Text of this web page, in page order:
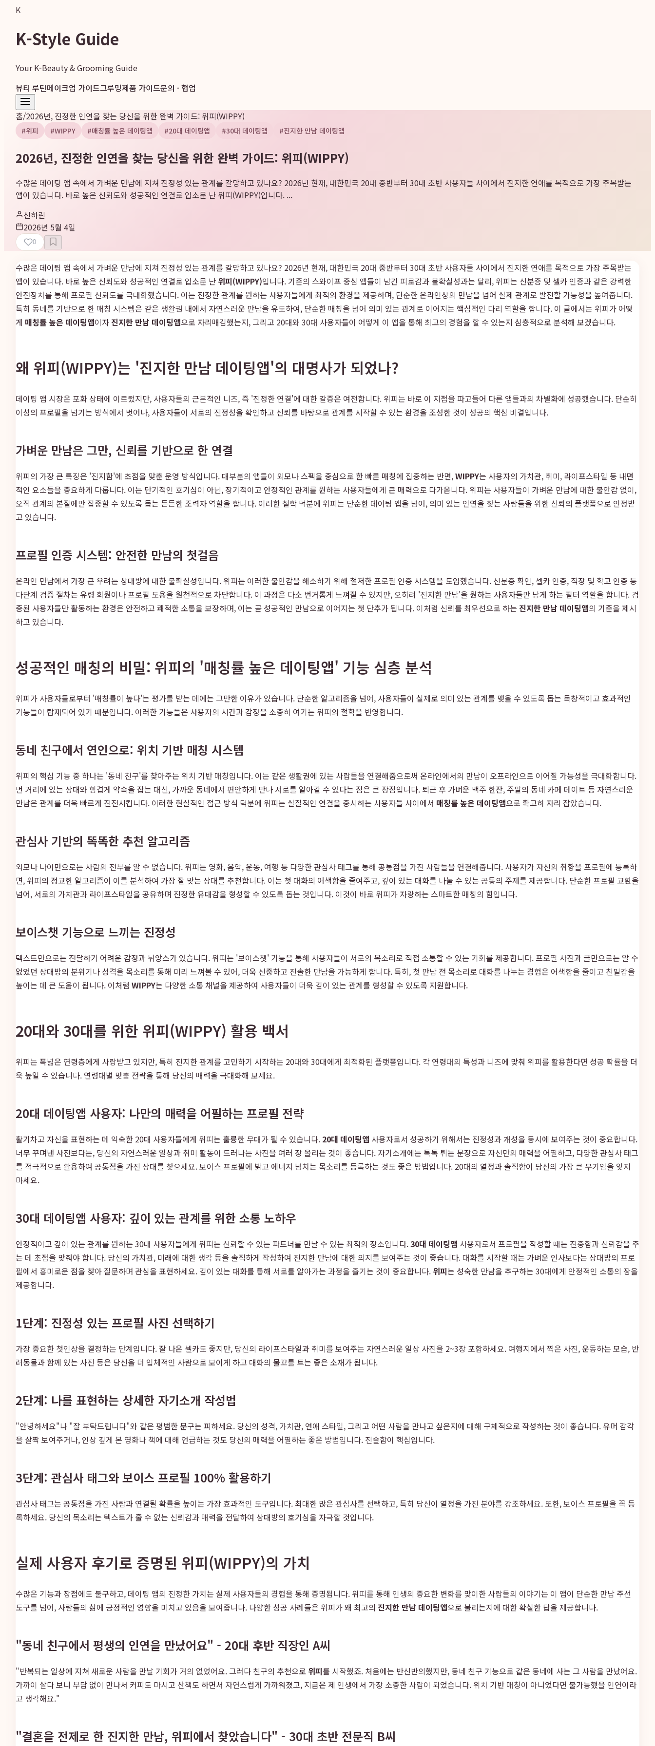
K
K-Style Guide
Your K-Beauty & Grooming Guide
뷰티 루틴메이크업 가이드그루밍제품 가이드문의 · 협업
홈/2026년, 진정한 인연을 찾는 당신을 위한 완벽 가이드: 위피(WIPPY)
#위피 #WIPPY #매칭률 높은 데이팅앱 #20대 데이팅앱 #30대 데이팅앱 #진지한 만남 데이팅앱
2026년, 진정한 인연을 찾는 당신을 위한 완벽 가이드: 위피(WIPPY)
수많은 데이팅 앱 속에서 가벼운 만남에 지쳐 진정성 있는 관계를 갈망하고 있나요? 2026년 현재, 대한민국 20대 중반부터 30대 초반 사용자들 사이에서 진지한 연애를 목적으로 가장 주목받는
앱이 있습니다. 바로 높은 신뢰도와 성공적인 연결로 입소문 난 위피(WIPPY)입니다. ...
신하린
2026년 5월 4일
0
수많은 데이팅 앱 속에서 가벼운 만남에 지쳐 진정성 있는 관계를 갈망하고 있나요? 2026년 현재, 대한민국 20대 중반부터 30대 초반 사용자들 사이에서 진지한 연애를 목적으로 가장 주목받는
앱이 있습니다. 바로 높은 신뢰도와 성공적인 연결로 입소문 난 위피(WIPPY)입니다. 기존의 스와이프 중심 앱들이 남긴 피로감과 불확실성과는 달리, 위피는 신분증 및 셀카 인증과 같은 강력한
안전장치를 통해 프로필 신뢰도를 극대화했습니다. 이는 진정한 관계를 원하는 사용자들에게 최적의 환경을 제공하며, 단순한 온라인상의 만남을 넘어 실제 관계로 발전할 가능성을 높여줍니다.
특히 동네를 기반으로 한 매칭 시스템은 같은 생활권 내에서 자연스러운 만남을 유도하여, 단순한 매칭을 넘어 의미 있는 관계로 이어지는 핵심적인 다리 역할을 합니다. 이 글에서는 위피가 어떻
게 매칭률 높은 데이팅앱이자 진지한 만남 데이팅앱으로 자리매김했는지, 그리고 20대와 30대 사용자들이 어떻게 이 앱을 통해 최고의 경험을 할 수 있는지 심층적으로 분석해 보겠습니다.
왜 위피(WIPPY)는 '진지한 만남 데이팅앱'의 대명사가 되었나?
데이팅 앱 시장은 포화 상태에 이르렀지만, 사용자들의 근본적인 니즈, 즉 '진정한 연결'에 대한 갈증은 여전합니다. 위피는 바로 이 지점을 파고들어 다른 앱들과의 차별화에 성공했습니다. 단순히
이성의 프로필을 넘기는 방식에서 벗어나, 사용자들이 서로의 진정성을 확인하고 신뢰를 바탕으로 관계를 시작할 수 있는 환경을 조성한 것이 성공의 핵심 비결입니다.
가벼운 만남은 그만, 신뢰를 기반으로 한 연결
위피의 가장 큰 특징은 '진지함'에 초점을 맞춘 운영 방식입니다. 대부분의 앱들이 외모나 스펙을 중심으로 한 빠른 매칭에 집중하는 반면,WIPPY는 사용자의 가치관, 취미, 라이프스타일 등 내면
적인 요소들을 중요하게 다룹니다. 이는 단기적인 호기심이 아닌, 장기적이고 안정적인 관계를 원하는 사용자들에게 큰 매력으로 다가옵니다. 위피는 사용자들이 가벼운 만남에 대한 불안감 없이,
오직 관계의 본질에만 집중할 수 있도록 돕는 든든한 조력자 역할을 합니다. 이러한 철학 덕분에 위피는 단순한 데이팅 앱을 넘어, 의미 있는 인연을 찾는 사람들을 위한 신뢰의 플랫폼으로 인정받
고 있습니다.
프로필 인증 시스템: 안전한 만남의 첫걸음
온라인 만남에서 가장 큰 우려는 상대방에 대한 불확실성입니다. 위피는 이러한 불안감을 해소하기 위해 철저한 프로필 인증 시스템을 도입했습니다. 신분증 확인, 셀카 인증, 직장 및 학교 인증 등
다단계 검증 절차는 유령 회원이나 프로필 도용을 원천적으로 차단합니다. 이 과정은 다소 번거롭게 느껴질 수 있지만, 오히려 '진지한 만남'을 원하는 사용자들만 남게 하는 필터 역할을 합니다. 검
증된 사용자들만 활동하는 환경은 안전하고 쾌적한 소통을 보장하며, 이는 곧 성공적인 만남으로 이어지는 첫 단추가 됩니다. 이처럼 신뢰를 최우선으로 하는 진지한 만남 데이팅앱의 기준을 제시
하고 있습니다.
성공적인 매칭의 비밀: 위피의 '매칭률 높은 데이팅앱' 기능 심층 분석
위피가 사용자들로부터 '매칭률이 높다'는 평가를 받는 데에는 그만한 이유가 있습니다. 단순한 알고리즘을 넘어, 사용자들이 실제로 의미 있는 관계를 맺을 수 있도록 돕는 독창적이고 효과적인
기능들이 탑재되어 있기 때문입니다. 이러한 기능들은 사용자의 시간과 감정을 소중히 여기는 위피의 철학을 반영합니다.
동네 친구에서 연인으로: 위치 기반 매칭 시스템
위피의 핵심 기능 중 하나는 '동네 친구'를 찾아주는 위치 기반 매칭입니다. 이는 같은 생활권에 있는 사람들을 연결해줌으로써 온라인에서의 만남이 오프라인으로 이어질 가능성을 극대화합니다.
먼 거리에 있는 상대와 힘겹게 약속을 잡는 대신, 가까운 동네에서 편안하게 만나 서로를 알아갈 수 있다는 점은 큰 장점입니다. 퇴근 후 가벼운 맥주 한잔, 주말의 동네 카페 데이트 등 자연스러운
만남은 관계를 더욱 빠르게 진전시킵니다. 이러한 현실적인 접근 방식 덕분에 위피는 실질적인 연결을 중시하는 사용자들 사이에서 매칭률 높은 데이팅앱으로 확고히 자리 잡았습니다.
관심사 기반의 똑똑한 추천 알고리즘
외모나 나이만으로는 사람의 전부를 알 수 없습니다. 위피는 영화, 음악, 운동, 여행 등 다양한 관심사 태그를 통해 공통점을 가진 사람들을 연결해줍니다. 사용자가 자신의 취향을 프로필에 등록하
면, 위피의 정교한 알고리즘이 이를 분석하여 가장 잘 맞는 상대를 추천합니다. 이는 첫 대화의 어색함을 줄여주고, 깊이 있는 대화를 나눌 수 있는 공통의 주제를 제공합니다. 단순한 프로필 교환을
넘어, 서로의 가치관과 라이프스타일을 공유하며 진정한 유대감을 형성할 수 있도록 돕는 것입니다. 이것이 바로 위피가 자랑하는 스마트한 매칭의 힘입니다.
보이스챗 기능으로 느끼는 진정성
텍스트만으로는 전달하기 어려운 감정과 뉘앙스가 있습니다. 위피는 '보이스챗' 기능을 통해 사용자들이 서로의 목소리로 직접 소통할 수 있는 기회를 제공합니다. 프로필 사진과 글만으로는 알 수
없었던 상대방의 분위기나 성격을 목소리를 통해 미리 느껴볼 수 있어, 더욱 신중하고 진솔한 만남을 가능하게 합니다. 특히, 첫 만남 전 목소리로 대화를 나누는 경험은 어색함을 줄이고 친밀감을
높이는 데 큰 도움이 됩니다. 이처럼 WIPPY는 다양한 소통 채널을 제공하여 사용자들이 더욱 깊이 있는 관계를 형성할 수 있도록 지원합니다.
20대와 30대를 위한 위피(WIPPY) 활용 백서
위피는 폭넓은 연령층에게 사랑받고 있지만, 특히 진지한 관계를 고민하기 시작하는 20대와 30대에게 최적화된 플랫폼입니다. 각 연령대의 특성과 니즈에 맞춰 위피를 활용한다면 성공 확률을 더
욱 높일 수 있습니다. 연령대별 맞춤 전략을 통해 당신의 매력을 극대화해 보세요.
20대 데이팅앱 사용자: 나만의 매력을 어필하는 프로필 전략
활기차고 자신을 표현하는 데 익숙한 20대 사용자들에게 위피는 훌륭한 무대가 될 수 있습니다. 20대 데이팅앱 사용자로서 성공하기 위해서는 진정성과 개성을 동시에 보여주는 것이 중요합니다.
너무 꾸며낸 사진보다는, 당신의 자연스러운 일상과 취미 활동이 드러나는 사진을 여러 장 올리는 것이 좋습니다. 자기소개에는 톡톡 튀는 문장으로 자신만의 매력을 어필하고, 다양한 관심사 태그
를 적극적으로 활용하여 공통점을 가진 상대를 찾으세요. 보이스 프로필에 밝고 에너지 넘치는 목소리를 등록하는 것도 좋은 방법입니다. 20대의 열정과 솔직함이 당신의 가장 큰 무기임을 잊지
마세요.
30대 데이팅앱 사용자: 깊이 있는 관계를 위한 소통 노하우
안정적이고 깊이 있는 관계를 원하는 30대 사용자들에게 위피는 신뢰할 수 있는 파트너를 만날 수 있는 최적의 장소입니다.30대 데이팅앱 사용자로서 프로필을 작성할 때는 진중함과 신뢰감을 주
는 데 초점을 맞춰야 합니다. 당신의 가치관, 미래에 대한 생각 등을 솔직하게 작성하여 진지한 만남에 대한 의지를 보여주는 것이 좋습니다. 대화를 시작할 때는 가벼운 인사보다는 상대방의 프로
필에서 흥미로운 점을 찾아 질문하며 관심을 표현하세요. 깊이 있는 대화를 통해 서로를 알아가는 과정을 즐기는 것이 중요합니다. 위피는 성숙한 만남을 추구하는 30대에게 안정적인 소통의 장을
제공합니다.
1단계: 진정성 있는 프로필 사진 선택하기
가장 중요한 첫인상을 결정하는 단계입니다. 잘 나온 셀카도 좋지만, 당신의 라이프스타일과 취미를 보여주는 자연스러운 일상 사진을 2~3장 포함하세요. 여행지에서 찍은 사진, 운동하는 모습, 반
려동물과 함께 있는 사진 등은 당신을 더 입체적인 사람으로 보이게 하고 대화의 물꼬를 트는 좋은 소재가 됩니다.
2단계: 나를 표현하는 상세한 자기소개 작성법
"안녕하세요"나 "잘 부탁드립니다"와 같은 평범한 문구는 피하세요. 당신의 성격, 가치관, 연애 스타일, 그리고 어떤 사람을 만나고 싶은지에 대해 구체적으로 작성하는 것이 좋습니다. 유머 감각
을 살짝 보여주거나, 인상 깊게 본 영화나 책에 대해 언급하는 것도 당신의 매력을 어필하는 좋은 방법입니다. 진솔함이 핵심입니다.
3단계: 관심사 태그와 보이스 프로필 100% 활용하기
관심사 태그는 공통점을 가진 사람과 연결될 확률을 높이는 가장 효과적인 도구입니다. 최대한 많은 관심사를 선택하고, 특히 당신이 열정을 가진 분야를 강조하세요. 또한, 보이스 프로필을 꼭 등
록하세요. 당신의 목소리는 텍스트가 줄 수 없는 신뢰감과 매력을 전달하여 상대방의 호기심을 자극할 것입니다.
실제 사용자 후기로 증명된 위피(WIPPY)의 가치
수많은 기능과 장점에도 불구하고, 데이팅 앱의 진정한 가치는 실제 사용자들의 경험을 통해 증명됩니다. 위피를 통해 인생의 중요한 변화를 맞이한 사람들의 이야기는 이 앱이 단순한 만남 주선
도구를 넘어, 사람들의 삶에 긍정적인 영향을 미치고 있음을 보여줍니다. 다양한 성공 사례들은 위피가 왜 최고의 진지한 만남 데이팅앱으로 불리는지에 대한 확실한 답을 제공합니다.
"동네 친구에서 평생의 인연을 만났어요" - 20대 후반 직장인 A씨
"반복되는 일상에 지쳐 새로운 사람을 만날 기회가 거의 없었어요. 그러다 친구의 추천으로 위피를 시작했죠. 처음에는 반신반의했지만, 동네 친구 기능으로 같은 동네에 사는 그 사람을 만났어요.
가까이 살다 보니 부담 없이 만나서 커피도 마시고 산책도 하면서 자연스럽게 가까워졌고, 지금은 제 인생에서 가장 소중한 사람이 되었습니다. 위치 기반 매칭이 아니었다면 불가능했을 인연이라
고 생각해요."
"결혼을 전제로 한 진지한 만남, 위피에서 찾았습니다" - 30대 초반 전문직 B씨